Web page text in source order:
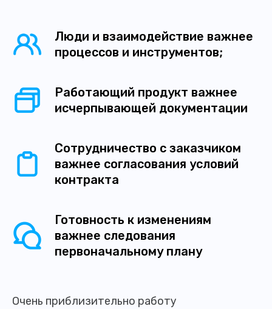
Люди и взаимодействие важнее
процессов и инструментов;
Работающий продукт важнее
исчерпывающей документации
Сотрудничество с заказчиком
важнее согласования условий
контракта
Готовность к изменениям
важнее следования
первоначальному плану
Очень приблизительно работу